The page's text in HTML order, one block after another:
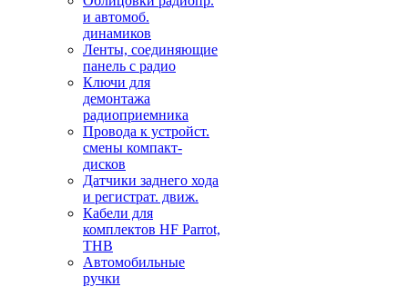
и автомоб.
динамиков
Ленты, соединяющие
панель с радио
Ключи для
демонтажа
радиоприемника
Провода к устройст.
смены компакт-
дисков
Датчики заднего хода
и регистрат. движ.
Кабели для
комплектов HF Parrot,
THB
Автомобильные
ручки